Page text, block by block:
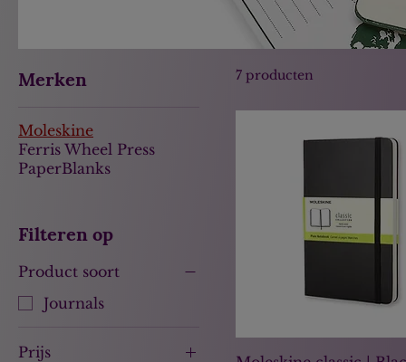
Merken
Moleskine
Ferris Wheel Press
PaperBlanks
Filteren op
Product soort
Journals
Prijs
7 producten